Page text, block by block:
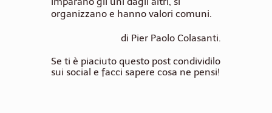
organizzano e hanno valori comuni.
di Pier Paolo Colasanti.
Se ti è piaciuto questo post condividilo
sui social e facci sapere cosa ne pensi!